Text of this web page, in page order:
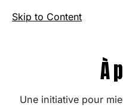
Skip to Content
French Bar Awards
À
Une initiative pour